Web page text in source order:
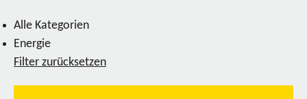
Alle Kategorien
Energie
Filter zurücksetzen